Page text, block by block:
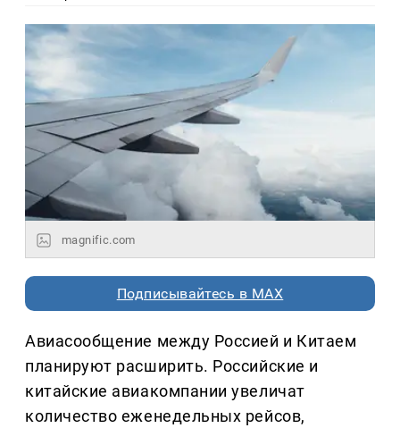
magnific.com
Подписывайтесь в MAX
Авиасообщение между Россией и Китаем
планируют расширить. Российские и
китайские авиакомпании увеличат
количество еженедельных рейсов,